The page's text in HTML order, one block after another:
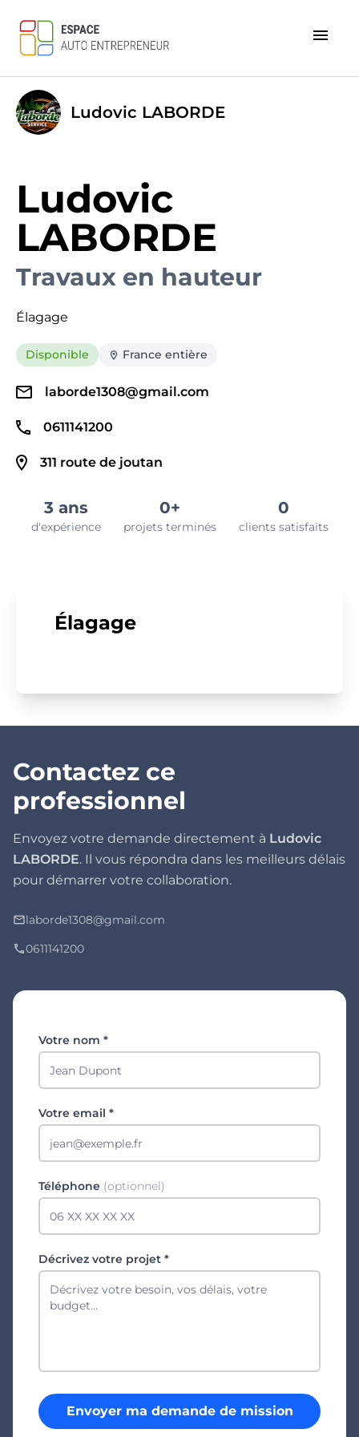
menu
Ludovic LABORDE
Ludovic
LABORDE
Travaux en hauteur
Élagage
Disponible location_on France entière
laborde1308@gmail.com
0611141200
311 route de joutan
3 ans
d'expérience
0+
projets terminés
0
clients satisfaits
Élagage
Contactez ce
professionnel
Envoyez votre demande directement à Ludovic
LABORDE. Il vous répondra dans les meilleurs délais
pour démarrer votre collaboration.
mail_outlinelaborde1308@gmail.com
phone0611141200
Votre nom *
Votre email *
Téléphone (optionnel)
Décrivez votre projet *
Envoyer ma demande de mission